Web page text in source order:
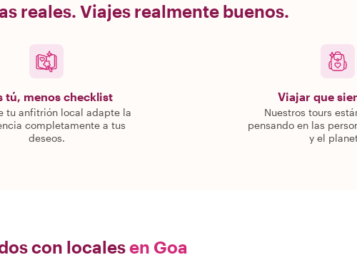
reales. Viajes realmente buenos.
tú, menos checklist
tu anfitrión local adapte la
completamente a tus
deseos.
Viajar que
Nuestros tours
pensando en las
y el
con localesen Goa